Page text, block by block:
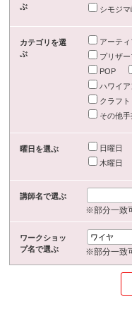
ぶ
シモジ
カテゴリを選
ぶ
アーテ
プリザ
POP
ハワイア
クラフト
その他
曜日を選ぶ 日曜日
木曜日
講師名で選ぶ
※部分一致
ワークショッ
プ名で選ぶ
※部分一致